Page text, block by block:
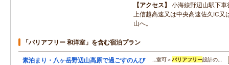
アクセス
小海線野辺山駅下
上信越高速又は中央高速佐久IC又
山へ。
「バリアフリー 和洋室」を含む宿泊プラン
素泊まり・八ヶ岳野辺山高原で過ごすのんび
…室可＞バリアフリー設計の…